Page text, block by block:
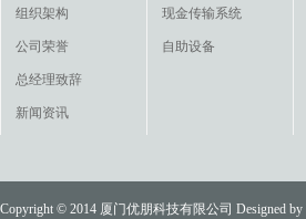
组织架构
公司荣誉
总经理致辞
新闻资讯
现金传输系统
自助设备
Copyright © 2014 厦门优朋科技有限公司 Designed by